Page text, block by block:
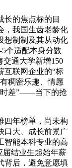
的焦点标的目
，我国生齿老龄化
想制制及其从动化
个适配本身分数
交通大学新增150
互联网企业的“标
稠密乐趣、情愿
时差”——当下的抢
年榜单，尚未构
口大、成长前景广
智能本科专业的高
届结业生起始年薪
背后，避免意愿填